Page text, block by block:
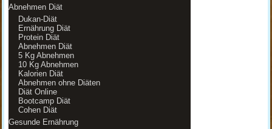
Abnehmen Diät
Dukan-Diät
Ernährung Diät
Protein Diät
Abnehmen Diät
5 Kg Abnehmen
10 Kg Abnehmen
Kalorien Diät
Abnehmen ohne Diäten
Diät Online
Bootcamp Diät
Cohen Diät
Gesunde Ernährung